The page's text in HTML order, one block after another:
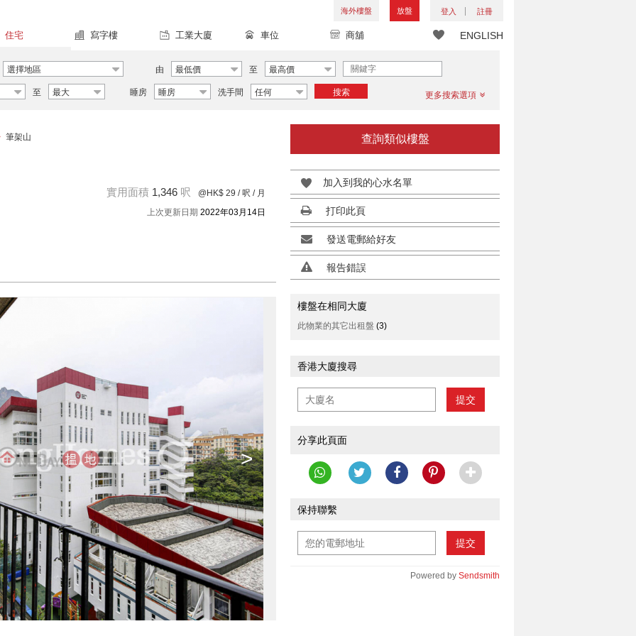
海外樓盤 放盤 登入 註冊
ENGLISH
住宅 寫字樓 工業大廈 車位 商舖
選擇地區 由 最低價 至 最高價
至 最大 睡房 睡房 洗手間 任何 搜索 更多搜索選項
筆架山
實用面積 1,346 呎 @HK$ 29 / 呎 / 月
上次更新日期 2022年03月14日
>
查詢類似樓盤
加入到我的心水名單
打印此頁
發送電郵給好友
報告錯誤
樓盤在相同大廈
此物業的其它出租盤 (3)
香港大廈搜尋
提交
分享此頁面
保持聯繫
提交
Powered by Sendsmith